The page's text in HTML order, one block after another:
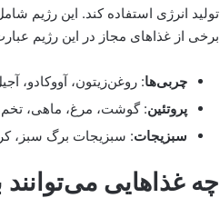
تولید انرژی استفاده کند. این رژیم
برخی از غذاهای مجاز در این رژیم
چربی‌ها: روغن‌زیتون، آووکادو،
پروتئین: گوشت، مرغ، ماهی،
سبزیجات: سبزیجات برگ سبز،
چه غذاهایی